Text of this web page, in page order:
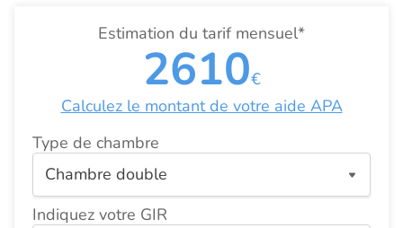
Estimation du tarif mensuel*
2610€
Calculez le montant de votre aide APA
Type de chambre
Indiquez votre GIR